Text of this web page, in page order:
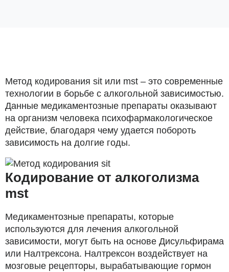
Метод кодирования sit или mst – это современные
технологии в борьбе с алкогольной зависимостью.
Данные медикаментозные препараты оказывают
на организм человека психофармакологическое
действие, благодаря чему удается побороть
зависимость на долгие годы.
Кодирование от алкоголизма
mst
Медикаментозные препараты, которые
используются для лечения алкогольной
зависимости, могут быть на основе Дисульфирама
или Налтрексона. Налтрексон воздействует на
мозговые рецепторы, вырабатывающие гормон